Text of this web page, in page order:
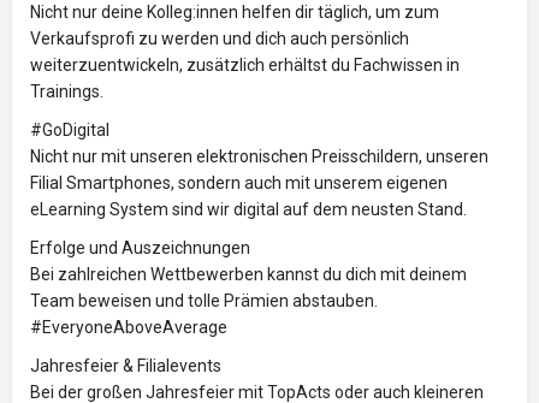
Nicht nur deine Kolleg:innen helfen dir täglich, um zum
Verkaufsprofi zu werden und dich auch persönlich
weiterzuentwickeln, zusätzlich erhältst du Fachwissen in
Trainings.
#GoDigital
Nicht nur mit unseren elektronischen Preisschildern, unseren
Filial Smartphones, sondern auch mit unserem eigenen
eLearning System sind wir digital auf dem neusten Stand.
Erfolge und Auszeichnungen
Bei zahlreichen Wettbewerben kannst du dich mit deinem
Team beweisen und tolle Prämien abstauben.
#EveryoneAboveAverage
Jahresfeier & Filialevents
Bei der großen Jahresfeier mit TopActs oder auch kleineren